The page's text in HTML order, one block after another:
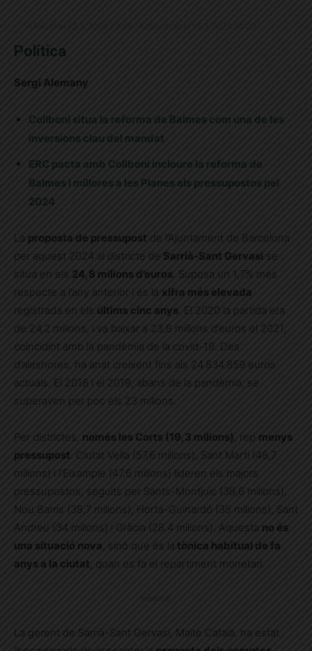
Política
Sergi Alemany
Collboni situa la reforma de Balmes com una de les
inversions clau del mandat
ERC pacta amb Collboni incloure la reforma de
Balmes i millores a les Planes als pressupostos pel
2024
La proposta de pressupost de l’Ajuntament de Barcelona
per aquest 2024 al districte de Sarrià-Sant Gervasi se
situa en els 24,8 milions d’euros . Suposa un 1,7% més
respecte a l’any anterior i és la xifra més elevada
registrada en els últims cinc anys . El 2020 la partida era
de 24,2 milions, i va baixar a 23,8 milions d’euros el 2021,
coincidint amb la pandèmia de la covid-19. Des
d’aleshores, ha anat creixent fins als 24.834.859 euros
actuals. El 2018 i el 2019, abans de la pandèmia, se
superaven per poc els 23 milions.
Per districtes, només les Corts (19,3 milions) , rep menys
pressupost . Ciutat Vella (57,6 milions), Sant Martí (48,7
milions) i l’Eixample (47,6 milions) lideren els majors
pressupostos, seguits per Sants-Montjuïc (39,6 milions),
Nou Barris (38,7 milions), Horta-Guinardó (35 milions), Sant
Andreu (34 milions) i Gràcia (28,4 milions). Aquesta no és
una situació nova , sinó que és la tònica habitual de fa
anys a la ciutat , quan es fa el repartiment monetari.
La gerent de Sarrià-Sant Gervasi, Maite Català, ha estat